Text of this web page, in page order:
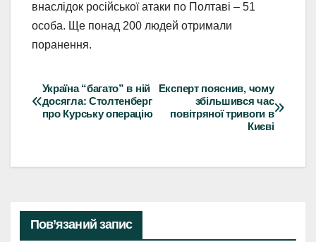
внаслідок російської атаки по Полтаві – 51
особа. Ще понад 200 людей отримали
поранення.
Навігація
записів
Експерт пояснив, чому
збільшився час
повітряної тривоги в
Києві
Україна “багато” в ній
досягла: Столтенберг
про Курську операцію
Пов’язаний запис